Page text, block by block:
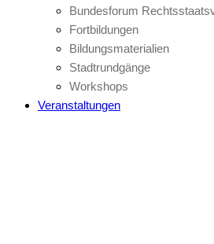
Bundesforum
Fortbildungen
Bildungsmaterialien
Stadtrundgänge
Workshops
Veranstaltungen